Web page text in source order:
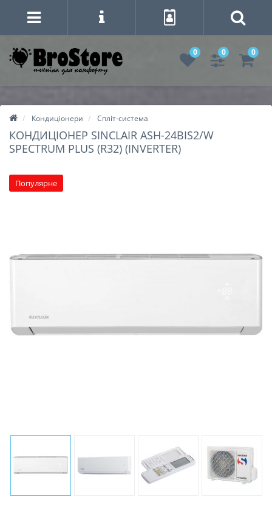
0 0 0
Кондиціонери Спліт-система
КОНДИЦІОНЕР SINCLAIR ASH-24BIS2/W
SPECTRUM PLUS (R32) (INVERTER)
Популярне